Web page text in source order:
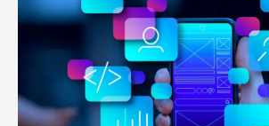
de
a
AWS?